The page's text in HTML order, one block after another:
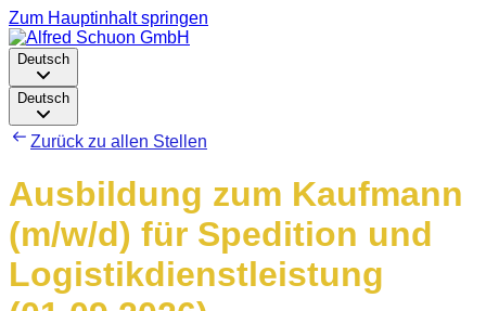
Zum Hauptinhalt springen
Deutsch
Deutsch
Zurück zu allen Stellen
Ausbildung zum Kaufmann
(m/w/d) für Spedition und
Logistikdienstleistung